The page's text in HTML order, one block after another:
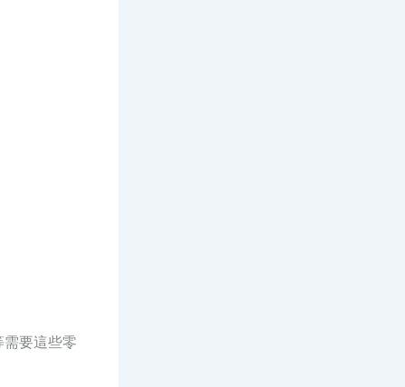
要這些零